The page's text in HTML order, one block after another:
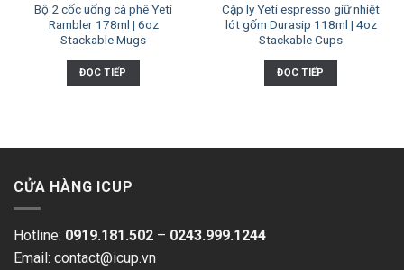
Bộ 2 cốc uống cà phê Yeti
Rambler 178ml | 6oz
Stackable Mugs
ĐỌC TIẾP
Cặp ly Yeti espresso giữ nhiệt
lót gốm Durasip 118ml | 4oz
Stackable Cups
ĐỌC TIẾP
CỬA HÀNG ICUP
Hotline: 0919.181.502 – 0243.999.1244
Email: contact@icup.vn